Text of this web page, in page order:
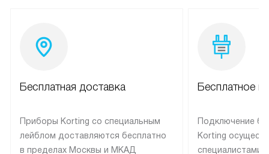
Бесплатная доставка
Приборы Korting со специальным
лейблом доставляются бесплатно
в пределах Москвы и МКАД
Бесплатное
Подключение
Korting
специалистами